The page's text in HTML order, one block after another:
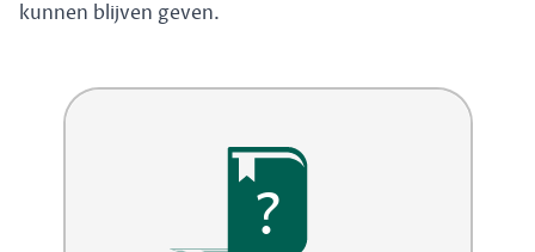
kunnen blijven geven.
?